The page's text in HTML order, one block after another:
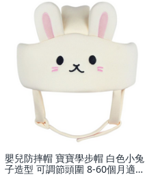
嬰兒防摔帽 寶寶學步帽 白色小兔
子造型 可調節頭圍 8-60個月適用,